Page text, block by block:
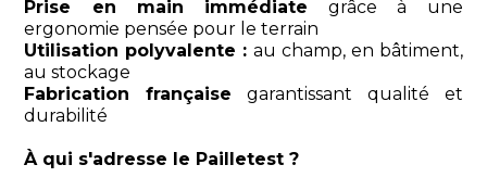
Prise en main immédiate grâce à une
ergonomie pensée pour le terrain
Utilisation polyvalente : au champ, en bâtiment,
au stockage
Fabrication française garantissant qualité et
durabilité
À qui s'adresse le Pailletest ?